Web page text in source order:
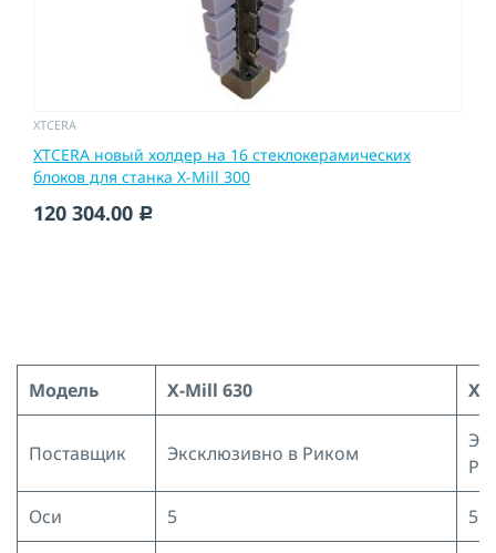
XTCERA
XTCERA новый холдер на 16 стеклокерамических
блоков для станка X-Mill 300
120 304.00 c
Модель X-Mill 630 X-
Поставщик Эксклюзивно в Риком
Оси 5 5